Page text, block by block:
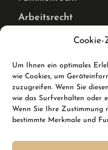
Cookie-
Um Ihnen ein optimales
wie Cookies, um
zuzugreifen. Wenn Sie
wie das Surfverhalten oder
Wenn Sie Ihre Zustimmung
bestimmte Merkmale und
Arbeitsrecht
Mietrecht Privat
Karlsruhe &
Wir sind Ihre
Breslauer Straße 10.